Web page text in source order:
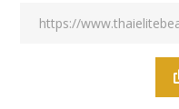
ของ TUMI ในภูมิภาคนี้
จากแท่นคีออสที่ตั้งอยู่ภา
ด้วยความมุ่งมั่นที่จะให้